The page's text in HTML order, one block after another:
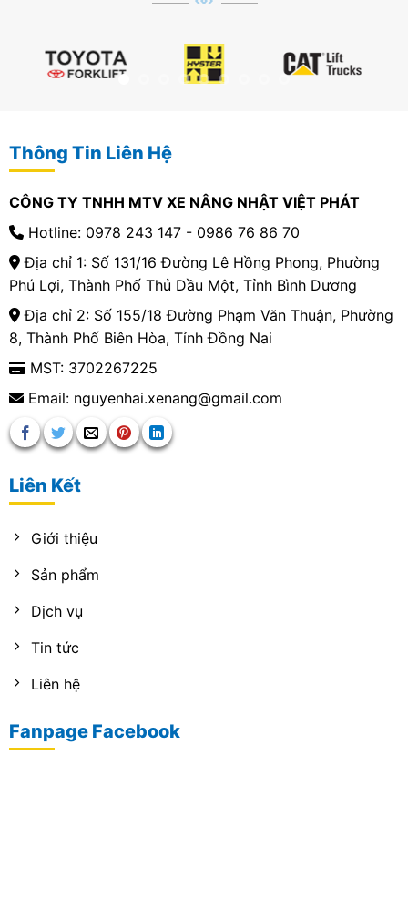
Thông Tin Liên Hệ
CÔNG TY TNHH MTV XE NÂNG NHẬT VIỆT PHÁT
Hotline: 0978 243 147 - 0986 76 86 70
Địa chỉ 1: Số 131/16 Đường Lê Hồng Phong, Phường
Phú Lợi, Thành Phố Thủ Dầu Một, Tỉnh Bình Dương
Địa chỉ 2: Số 155/18 Đường Phạm Văn Thuận, Phường
8, Thành Phố Biên Hòa, Tỉnh Đồng Nai
MST: 3702267225
Email: nguyenhai.xenang@gmail.com
Liên Kết
Giới thiệu
Sản phẩm
Dịch vụ
Tin tức
Liên hệ
Fanpage Facebook